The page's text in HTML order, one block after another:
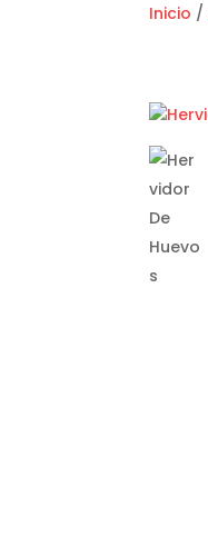
Inicio /